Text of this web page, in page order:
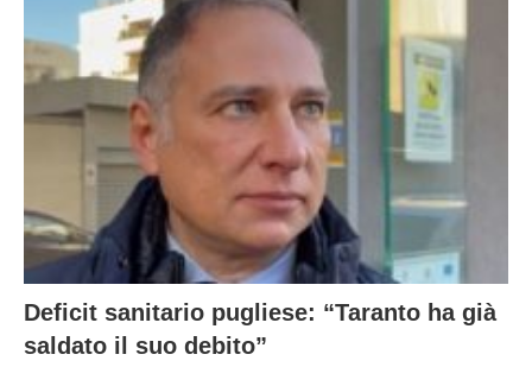
Deficit sanitario pugliese: “Taranto ha già
saldato il suo debito”